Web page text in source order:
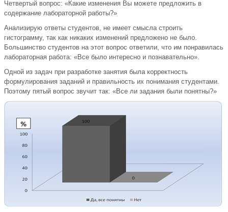
Четвертый вопрос: «Какие изменения Вы можете предложить в
содержание лабораторной работы?»
Анализирую ответы студентов, не имеет смысла строить
гистограмму, так как никаких изменений предложено не было.
Большинство студентов на этот вопрос ответили, что им понравилась
лабораторная работа: «Все было интересно и познавательно».
Одной из задач при разработке занятия была корректность
формулирования заданий и правильность их понимания студентами.
Поэтому пятый вопрос звучит так: «Все ли задания были понятны?»